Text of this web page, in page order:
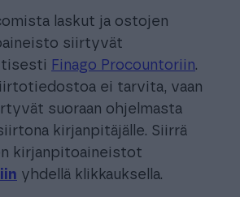
laskut ja ostojen
siirtyvät
Finago Procountoriin.
ei tarvita, vaan
suoraan ohjelmasta
kirjanpitäjälle. Siirrä
kirjanpitoaineistot
yhdellä klikkauksella.